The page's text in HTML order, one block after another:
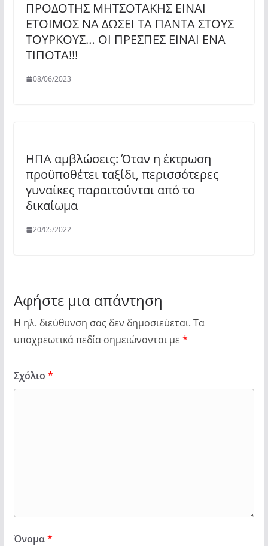
ΠΡΟΔΟΤΗΣ ΜΗΤΣΟΤΑΚΗΣ EINAI
ΕΤΟΙΜΟΣ ΝΑ ΔΩΣΕΙ ΤΑ ΠΑΝΤΑ ΣΤΟΥΣ
ΤΟΥΡΚΟΥΣ… ΟΙ ΠΡΕΣΠΕΣ ΕΙΝΑΙ ΕΝΑ
ΤΙΠΟΤΑ!!!
08/06/2023
ΗΠΑ αμβλώσεις: Όταν η έκτρωση
προϋποθέτει ταξίδι, περισσότερες
γυναίκες παραιτούνται από το
δικαίωμα
20/05/2022
Αφήστε μια απάντηση
Η ηλ. διεύθυνση σας δεν δημοσιεύεται. Τα
υποχρεωτικά πεδία σημειώνονται με *
Σχόλιο *
Όνομα*